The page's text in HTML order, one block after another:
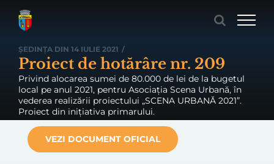
ȘEDINȚA DIN 14 IULIE 2021 /
Proiect de hotărâre nr. 209
Privind alocarea sumei de 80.000 de lei de la bugetul
local pe anul 2021, pentru Asociația Scena Urbană, în
vederea realizării proiectului „SCENA URBANĂ 2021”.
Proiect din inițiativa primarului.
VEZI DOCUMENT OFICIAL